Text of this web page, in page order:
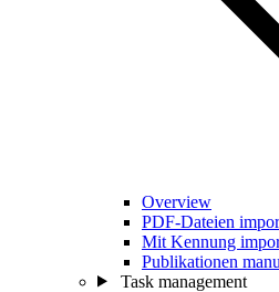
Overview
PDF-Dateien
Mit Kennung
Publikationen
Task management